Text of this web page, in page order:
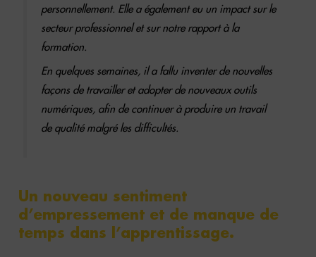
personnellement. Elle a également eu un impact sur le
secteur professionnel et sur notre rapport à la
formation.
En quelques semaines, il a fallu inventer de nouvelles
façons de travailler et adopter de nouveaux outils
numériques, afin de continuer à produire un travail
de qualité malgré les difficultés.
Un nouveau sentiment
d’empressement et de manque de
temps dans l’apprentissage.